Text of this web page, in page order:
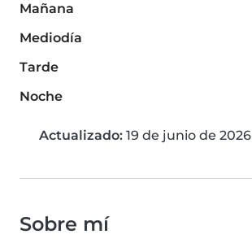
Mañana
Mediodía
Tarde
Noche
Actualizado: 19 de junio de 2026
Sobre mí